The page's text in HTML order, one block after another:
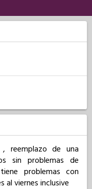
, reemplazo de una
sin problemas de
problemas con
al viernes inclusive